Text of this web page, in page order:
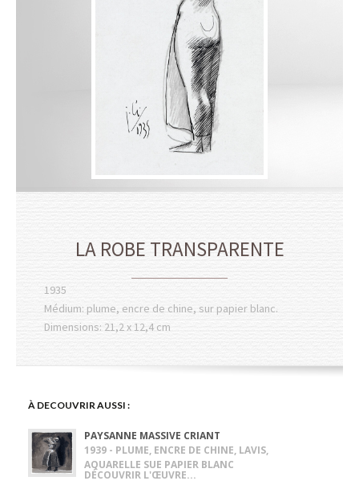
LA ROBE TRANSPARENTE
1935
Médium: plume, encre de chine, sur papier blanc.
Dimensions: 21,2 x 12,4 cm
À DECOUVRIR AUSSI :
PAYSANNE MASSIVE CRIANT
1939 - PLUME, ENCRE DE CHINE, LAVIS,
AQUARELLE SUE PAPIER BLANC
DÉCOUVRIR L'ŒUVRE...